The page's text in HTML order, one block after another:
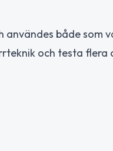
både som
och testa flera